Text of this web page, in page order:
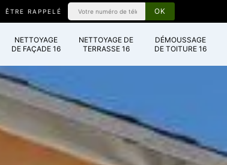
ÊTRE RAPPELÉ
NETTOYAGE
DE FAÇADE 16
NETTOYAGE DE
TERRASSE 16
DÉMOUSSAGE
DE TOITURE 16